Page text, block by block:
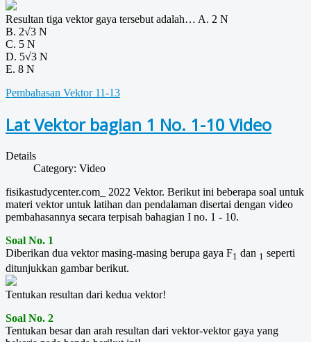
Resultan tiga vektor gaya tersebut adalah… A. 2 N
B. 2√3 N
C. 5 N
D. 5√3 N
E. 8 N
Pembahasan Vektor 11-13
Lat Vektor bagian 1 No. 1-10 Video
Details
Category: Video
fisikastudycenter.com_ 2022 Vektor. Berikut ini beberapa soal untuk
materi vektor untuk latihan dan pendalaman disertai dengan video
pembahasannya secara terpisah bahagian I no. 1 - 10.
Soal No. 1
Diberikan dua vektor masing-masing berupa gaya F1 dan 1 seperti
ditunjukkan gambar berikut.
Tentukan resultan dari kedua vektor!
Soal No. 2
Tentukan besar dan arah resultan dari vektor-vektor gaya yang